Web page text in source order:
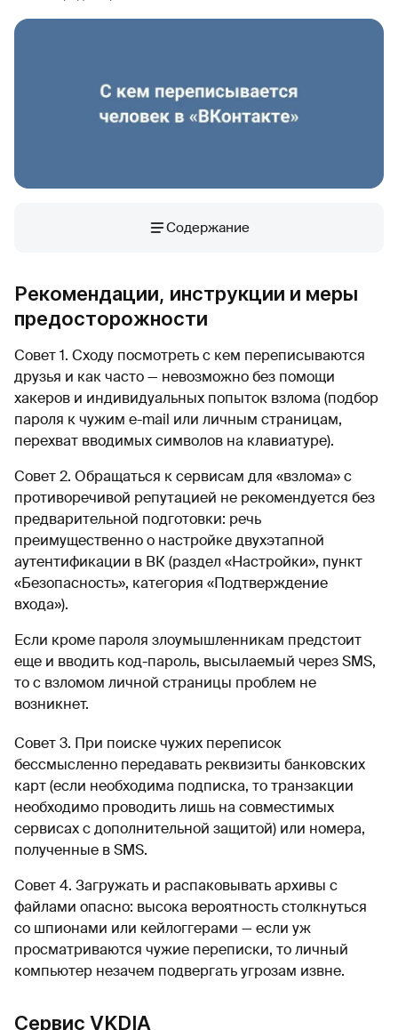
Содержание
Рекомендации, инструкции и меры
предосторожности
Совет 1. Сходу посмотреть с кем переписываются
друзья и как часто — невозможно без помощи
хакеров и индивидуальных попыток взлома (подбор
пароля к чужим e-mail или личным страницам,
перехват вводимых символов на клавиатуре).
Совет 2. Обращаться к сервисам для «взлома» с
противоречивой репутацией не рекомендуется без
предварительной подготовки: речь
преимущественно о настройке двухэтапной
аутентификации в ВК (раздел «Настройки», пункт
«Безопасность», категория «Подтверждение
входа»).
Если кроме пароля злоумышленникам предстоит
еще и вводить код-пароль, высылаемый через SMS,
то с взломом личной страницы проблем не
возникнет.
Совет 3. При поиске чужих переписок
бессмысленно передавать реквизиты банковских
карт (если необходима подписка, то транзакции
необходимо проводить лишь на совместимых
сервисах с дополнительной защитой) или номера,
полученные в SMS.
Совет 4. Загружать и распаковывать архивы с
файлами опасно: высока вероятность столкнуться
со шпионами или кейлоггерами — если уж
просматриваются чужие переписки, то личный
компьютер незачем подвергать угрозам извне.
Сервис VKDIA